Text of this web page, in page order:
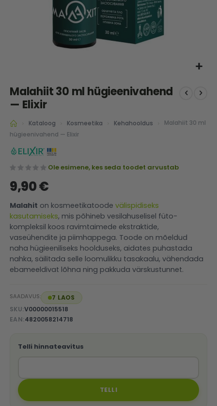
to
beginning
of
the
gallery
Malahiit 30 ml hügieenivahend
— Elixir
Kataloog Kosmeetika Kehahooldus
Malahiit 30 ml
hügieenivahend — Elixir
Ole esimene, kes seda toodet arvustab
9,90 €
Malahit on kosmeetikatoode välispidiseks
kasutamiseks, mis põhineb vesilahuselisel füto­
kompleksil koos ravimtaimede ekstraktide,
vaseühendite ja piimhappega. Toode on mõeldud
naha hügieeniliseks hoolduseks, aidates puhastada
nahka, säilitada selle loomulikku tasakaalu, vähendada
ebameeldivat lõhna ning pakkuda värskustunnet.
SAADAVUS:
7 LAOS
SKU V00000015518
EAN 4820058214718
Telli hinnateavitus
TELLI